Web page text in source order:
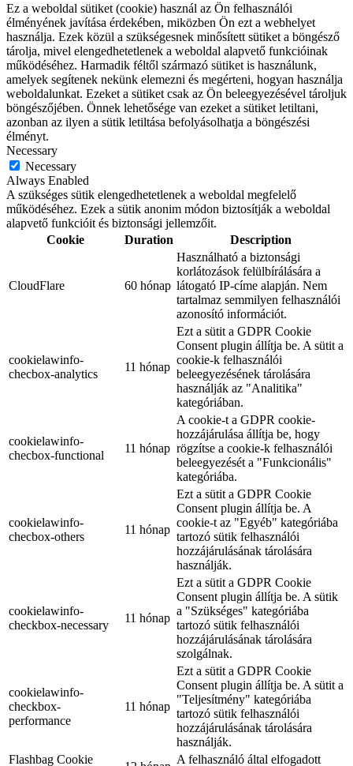
Ez a weboldal sütiket (cookie) használ az Ön felhasználói
élményének javítása érdekében, miközben Ön ezt a webhelyet
használja. Ezek közül a szükségesnek minősített sütiket a böngésző
tárolja, mivel elengedhetetlenek a weboldal alapvető funkcióinak
működéséhez. Harmadik féltől származó sütiket is használunk,
amelyek segítenek nekünk elemezni és megérteni, hogyan használja
weboldalunkat. Ezeket a sütiket csak az Ön beleegyezésével tároljuk
böngészőjében. Önnek lehetősége van ezeket a sütiket letiltani,
azonban az ilyen a sütik letiltása befolyásolhatja a böngészési
élményt.
Necessary
Necessary
Always Enabled
A szükséges sütik elengedhetetlenek a weboldal megfelelő
működéséhez. Ezek a sütik anonim módon biztosítják a weboldal
alapvető funkcióit és biztonsági jellemzőit.
Cookie
Duration Description
CloudFlare 60 hónap
Használható a biztonsági
korlátozások felülbírálására a
látogató IP-címe alapján. Nem
tartalmaz semmilyen felhasználói
azonosító információt.
cookielawinfo-
checbox-analytics
11 hónap
Ezt a sütit a GDPR Cookie
Consent plugin állítja be. A sütit a
cookie-k felhasználói
beleegyezésének tárolására
használják az "Analitika"
kategóriában.
cookielawinfo-
checbox-functional
11 hónap
A cookie-t a GDPR cookie-
hozzájárulása állítja be, hogy
rögzítse a cookie-k felhasználói
beleegyezését a "Funkcionális"
kategóriába.
cookielawinfo-
checbox-others
11 hónap
Ezt a sütit a GDPR Cookie
Consent plugin állítja be. A
cookie-t az "Egyéb" kategóriába
tartozó sütik felhasználói
hozzájárulásának tárolására
használják.
cookielawinfo-
checkbox-necessary
11 hónap
Ezt a sütit a GDPR Cookie
Consent plugin állítja be. A sütik
a "Szükséges" kategóriába
tartozó sütik felhasználói
hozzájárulásának tárolására
szolgálnak.
cookielawinfo-
checkbox-
performance
11 hónap
Ezt a sütit a GDPR Cookie
Consent plugin állítja be. A sütit a
"Teljesítmény" kategóriába
tartozó sütik felhasználói
hozzájárulásának tárolására
használják.
Flashbag Cookie
A felhasználó által elfogadott